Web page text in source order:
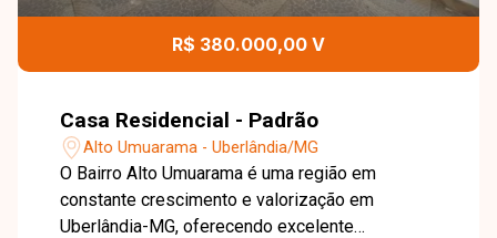
R$ 380.000,00 V
Casa Residencial - Padrão
Alto Umuarama - Uberlândia/MG
O Bairro Alto Umuarama é uma região em
constante crescimento e valorização em
Uberlândia-MG, oferecendo excelente